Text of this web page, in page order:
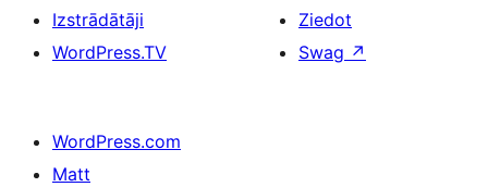
Izstrādātāji
WordPress.TV
Ziedot
Swag ↗
WordPress.com
Matt